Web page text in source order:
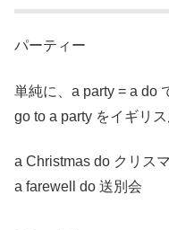
パーティー
単純に、a party = a do
go to a party をイギリ
a Christmas do クリス
a farewell do 送別会